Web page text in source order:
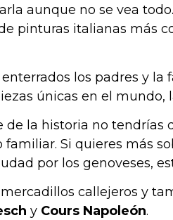
aunque no se vea
pinturas italianas más
enterrados los padres y la
únicas en el mundo,
la historia no tendrías
Si quieres más
por los genoveses,
callejeros y
y Cours Napoleón.